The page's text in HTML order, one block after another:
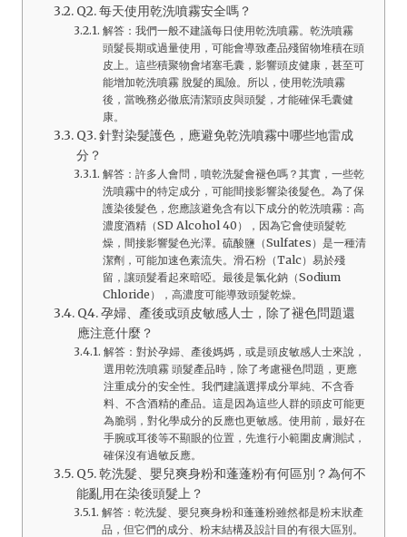
Q2. 每天使用乾洗噴霧安全嗎？
解答：我們一般不建議每日使用乾洗噴霧。乾洗噴霧
頭髮長期或過量使用，可能會導致產品殘留物堆積在頭
皮上。這些積聚物會堵塞毛囊，影響頭皮健康，甚至可
能增加乾洗噴霧 脫髮的風險。所以，使用乾洗噴霧
後，當晚務必徹底清潔頭皮與頭髮，才能確保毛囊健
康。
Q3. 針對染髮護色，應避免乾洗噴霧中哪些地雷成
分？
解答：許多人會問，噴乾洗髮會褪色嗎？其實，一些乾
洗噴霧中的特定成分，可能間接影響染後髮色。為了保
護染後髮色，您應該避免含有以下成分的乾洗噴霧：高
濃度酒精（SD Alcohol 40），因為它會使頭髮乾
燥，間接影響髮色光澤。硫酸鹽（Sulfates）是一種清
潔劑，可能加速色素流失。滑石粉（Talc）易於殘
留，讓頭髮看起來暗啞。最後是氯化鈉（Sodium
Chloride），高濃度可能導致頭髮乾燥。
Q4. 孕婦、產後或頭皮敏感人士，除了褪色問題還
應注意什麼？
解答：對於孕婦、產後媽媽，或是頭皮敏感人士來說，
選用乾洗噴霧 頭髮產品時，除了考慮褪色問題，更應
注重成分的安全性。我們建議選擇成分單純、不含香
料、不含酒精的產品。這是因為這些人群的頭皮可能更
為脆弱，對化學成分的反應也更敏感。使用前，最好在
手腕或耳後等不顯眼的位置，先進行小範圍皮膚測試，
確保沒有過敏反應。
Q5. 乾洗髮、嬰兒爽身粉和蓬蓬粉有何區別？為何不
能亂用在染後頭髮上？
解答：乾洗髮、嬰兒爽身粉和蓬蓬粉雖然都是粉末狀產
品，但它們的成分、粉末結構及設計目的有很大區別。